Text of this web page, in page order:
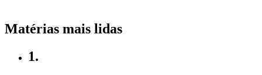
Matérias mais lidas
1.